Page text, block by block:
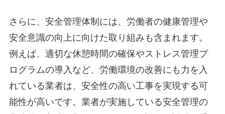
さらに、安全管理体制には、労働者の健康管理や
安全意識の向上に向けた取り組みも含まれます。
例えば、適切な休憩時間の確保やストレス管理プ
ログラムの導入など、労働環境の改善にも力を入
れている業者は、安全性の高い工事を実現する可
能性が高いです。業者が実施している安全管理の